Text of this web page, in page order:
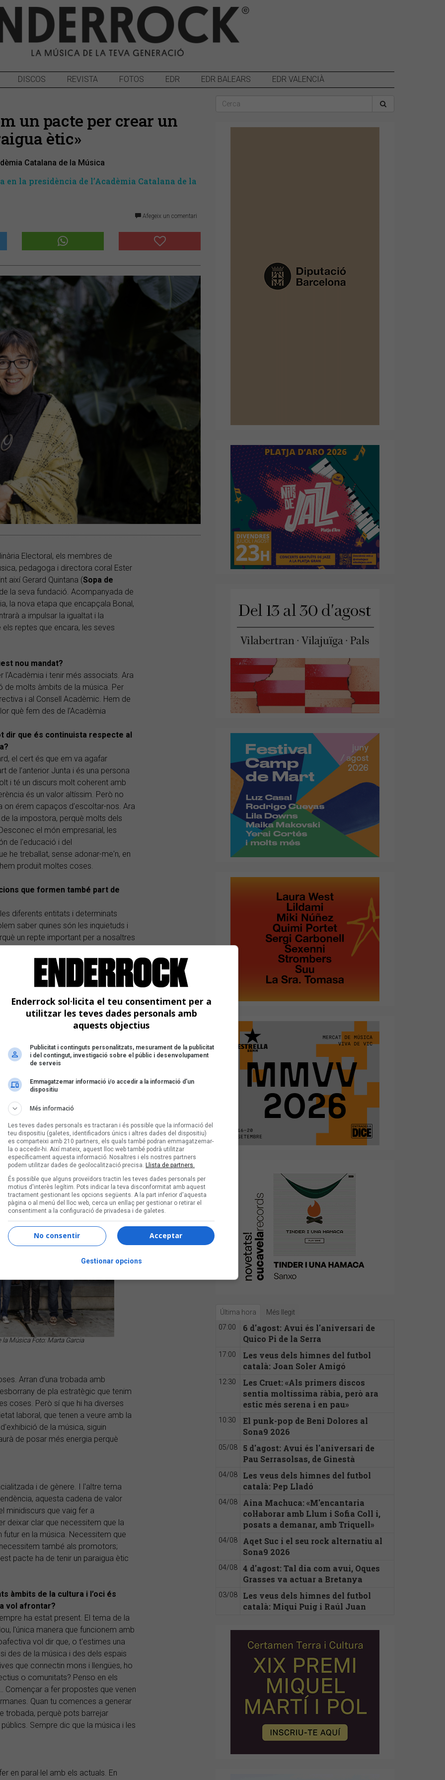
DISCOS REVISTA FOTOS EDR EDR BALEARS EDR VALENCIÀ
un pacte per crear un
ètic»
Catalana de la Música
la presidència de l’Acadèmia Catalana de la
Afegeix un comentari
Electoral, els membres de
pedagoga i directora coral Ester
així Gerard Quintana (Sopa de
la seva fundació. Acompanyada de
la nova etapa que encapçala Bonal,
a impulsar la igualtat i la
reptes que encara, les seves
nou mandat?
l'Acadèmia i tenir més associats. Ara
de molts àmbits de la música. Per
i al Consell Acadèmic. Hem de
què fem des de l’Acadèmia
dir que és continuista respecte al
el cert és que em va agafar
de l’anterior Junta i és una persona
i té un discurs molt coherent amb
és un valor altíssim. Però no
on érem capaços d'escoltar-nos. Ara
la impostora, perquè molts dels
el món empresarial, les
de l'educació i del
he treballat, sense adonar-me'n, en
produït moltes coses.
que formen també part de
diferents entitats i determinats
saber quines són les inquietuds i
un repte important per a nosaltres
un espai de construcció comuna.
els nostres deures i les nostres
conjunta.
que mai i concerts que
denuncien una precarietat
que que fa anys que es barallen
reduïda. És una batalla política que
moltíssim. Té a veure amb la
laboral hem de construir si
hi ha el desig; hem de buscar
encara estem en fase desig.
a guanyar una mica menys?
de la comunitat. Hi ha projectes i
de la idea del mecenes.
Música Foto: Marta Garcia
Arran d’una trobada amb
de pla estratègic que tenim
coses. Però sí que hi ha diverses
laboral, que tenen a veure amb la
de la música, siguin
de posar més energia perquè
i de gènere. I l'altre tema
aquesta cadena de valor
minidiscurs que vaig fer a
deixar clar que necessitem que la
en la música. Necessitem que
també als promotors;
pacte ha de tenir un paraigua ètic
àmbits de la cultura i l’oci és
vol afrontar?
ha estat present. El tema de la
l'única manera que funcionem amb
vol dir que, o t'estimes una
des de la música i des dels espais
que connectin mons i llengües, ho
o comunitats? Penso en els
Començar a fer propostes que venen
Quan tu comences a generar
trobada, perquè pots barrejar
Sempre dic que la música i les
en paral·lel amb els actuals. En
Última hora Més llegit
07:00
6 d'agost: Avui és l'aniversari de
Quico Pi de la Serra
17:00
Les veus dels himnes del futbol
català: Joan Soler Amigó
12:30
Les Cruet: «Als primers discos
sentia moltíssima ràbia, però ara
estic més serena i en pau»
10:30
El punk-pop de Beni Dolores al
Sona9 2026
05/08
5 d'agost: Avui és l'aniversari de
Pau Serrasolsas, de Ginestà
04/08
Les veus dels himnes del futbol
català: Pep Lladó
04/08
Aina Machuca: «M'encantaria
col·laborar amb Llum i Sofia Coll i,
posats a demanar, amb Triquell»
04/08
Aqet Suc i el seu rock alternatiu al
Sona9 2026
04/08
4 d'agost: Tal dia com avui, Oques
Grasses va actuar a Bretanya
03/08
Les veus dels himnes del futbol
català: Miqui Puig i Raúl Juan
Enderrock sol·licita el teu consentiment per a
utilitzar les teves dades personals amb
aquests objectius
Publicitat i continguts personalitzats, mesurament de la publicitat
i del contingut, investigació sobre el públic i desenvolupament
de serveis
Emmagatzemar informació i/o accedir a la informació d’un
dispositiu
Més informació
Les teves dades personals es tractaran i és possible que la informació del
teu dispositiu (galetes, identificadors únics i altres dades del dispositiu)
es comparteixi amb 210 partners, els quals també podran emmagatzemar-
la o accedir-hi. Així mateix, aquest lloc web també podrà utilitzar
específicament aquesta informació. Nosaltres i els nostres partners
podem utilitzar dades de geolocalització precisa. Llista de partners.
És possible que alguns proveïdors tractin les teves dades personals per
motius d'interès legítim. Pots indicar la teva disconformitat amb aquest
tractament gestionant les opcions següents. A la part inferior d'aquesta
pàgina o al menú del lloc web, cerca un enllaç per gestionar o retirar el
consentiment a la configuració de privadesa i de galetes.
Acceptar
No consentir
Gestionar opcions